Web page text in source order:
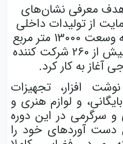
هدف معرفی نشان‌های
از تولیدات داخلی
موفق، در فضایی به وسعت 13000 متر مربع
در چهار سالن و با بیش از 260 شرکت کننده
آغاز به کار کرد.
افزار، تجهیزات
و لوازم هنری و
سرگرمی در این دوره
دست آوردهای خود را